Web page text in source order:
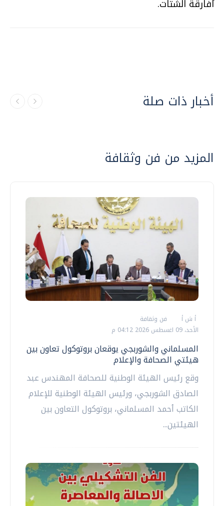
أفارقة الشتات.
أخبار ذات صلة
المزيد من فن وثقافة
أ ش أ
فن وثقافة
الأحد، 09 اغسطس 2026 04:12 م
المسلماني والشوربجي يوقعان بروتوكول تعاون بين
هيئتي الصحافة والإعلام
وقع رئيس الهيئة الوطنية للصحافة المهندس عبد
الصادق الشوربجي، ورئيس الهيئة الوطنية للإعلام
الكاتب أحمد المسلماني، بروتوكول التعاون بين
الهيئتين...